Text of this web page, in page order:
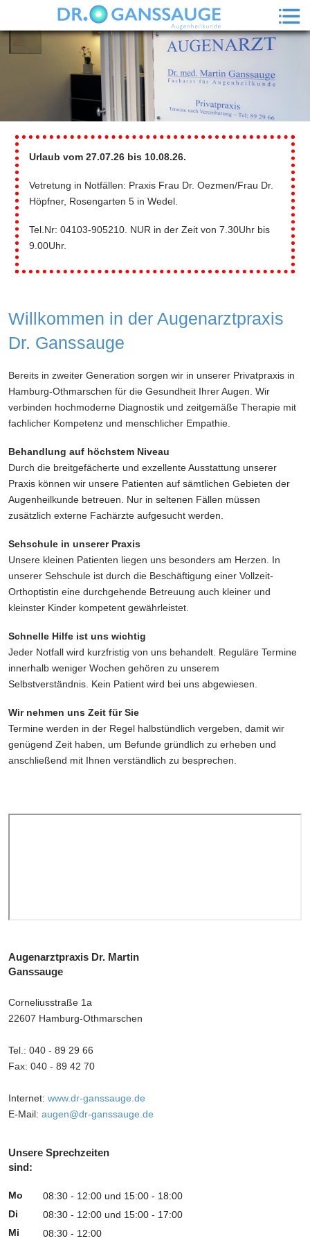
Urlaub vom 27.07.26 bis 10.08.26.
Vetretung in Notfällen: Praxis Frau Dr. Oezmen/Frau Dr.
Höpfner, Rosengarten 5 in Wedel.
Tel.Nr: 04103-905210. NUR in der Zeit von 7.30Uhr bis
9.00Uhr.
Willkommen in der Augenarztpraxis
Dr. Ganssauge
Bereits in zweiter Generation sorgen wir in unserer Privatpraxis in
Hamburg-Othmarschen für die Gesundheit Ihrer Augen. Wir
verbinden hochmoderne Diagnostik und zeitgemäße Therapie mit
fachlicher Kompetenz und menschlicher Empathie.
Behandlung auf höchstem Niveau
Durch die breitgefächerte und exzellente Ausstattung unserer
Praxis können wir unsere Patienten auf sämtlichen Gebieten der
Augenheilkunde betreuen. Nur in seltenen Fällen müssen
zusätzlich externe Fachärzte aufgesucht werden.
Sehschule in unserer Praxis
Unsere kleinen Patienten liegen uns besonders am Herzen. In
unserer Sehschule ist durch die Beschäftigung einer Vollzeit-
Orthoptistin eine durchgehende Betreuung auch kleiner und
kleinster Kinder kompetent gewährleistet.
Schnelle Hilfe ist uns wichtig
Jeder Notfall wird kurzfristig von uns behandelt. Reguläre Termine
innerhalb weniger Wochen gehören zu unserem
Selbstverständnis. Kein Patient wird bei uns abgewiesen.
Wir nehmen uns Zeit für Sie
Termine werden in der Regel halbstündlich vergeben, damit wir
genügend Zeit haben, um Befunde gründlich zu erheben und
anschließend mit Ihnen verständlich zu besprechen.
Augenarztpraxis Dr. Martin
Ganssauge
Corneliusstraße 1a
22607 Hamburg-Othmarschen
Tel.: 040 - 89 29 66
Fax: 040 - 89 42 70
Internet: www.dr-ganssauge.de
E-Mail: augen@dr-ganssauge.de
Unsere Sprechzeiten
sind:
Mo
08:30 - 12:00 und 15:00 - 18:00
Di
08:30 - 12:00 und 15:00 - 17:00
Mi
08:30 - 12:00